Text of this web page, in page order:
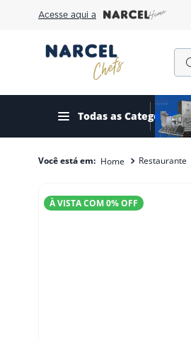
Acesse aqui a
Todas as Categorias
Restaurante
À VISTA COM0% OFF
1º
2º
3º